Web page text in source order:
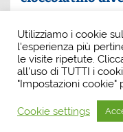
Spagnoli. È lei la
scritto una pagina
Utilizziamo i cookie
l'esperienza più
le visite ripetute.
all'uso di TUTTI i
"Impostazioni cookie"
Cookie settings